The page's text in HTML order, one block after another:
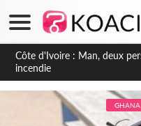
GHANA